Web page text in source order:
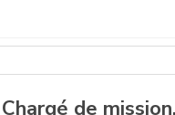
Chargé de